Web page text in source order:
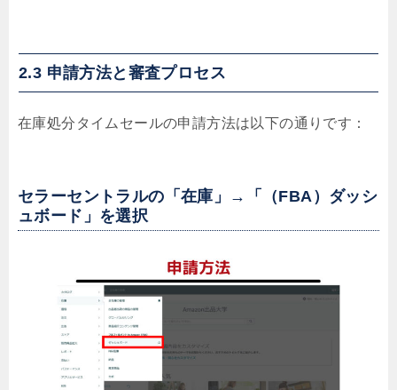
2.3 申請方法と審査プロセス
在庫処分タイムセールの申請方法は以下の通りです：
セラーセントラルの「在庫」→「（FBA）ダッシ
ュボード」を選択